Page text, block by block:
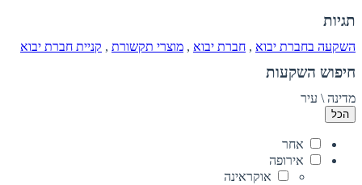
תגיות
השקעה בחברת יבוא , חברת יבוא , מוצרי תקשורת , קניית חברת יבוא
חיפוש השקעות
מדינה \ עיר
הכל
אחר
אירופה
אוקראינה